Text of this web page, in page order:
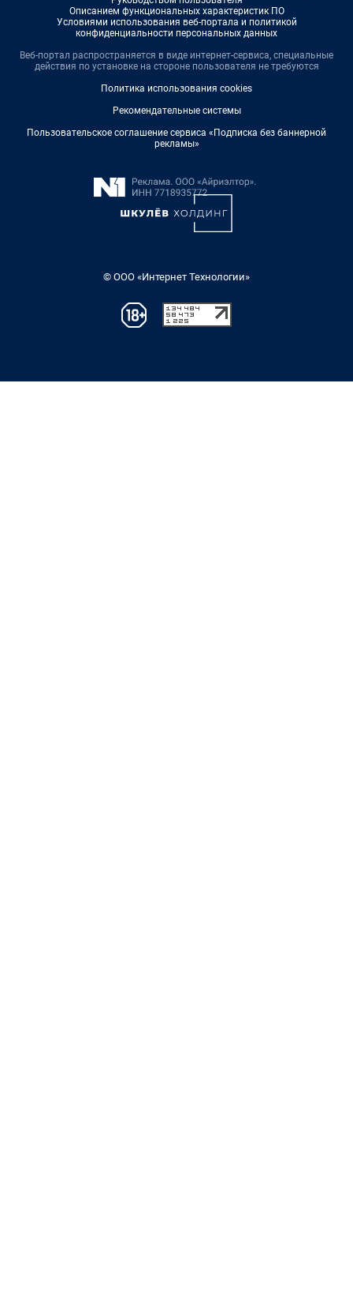
Описанием функциональных характеристик ПО
Условиями использования веб-портала и политикой
конфиденциальности персональных данных
Веб-портал распространяется в виде интернет-сервиса, специальные
действия по установке на стороне пользователя не требуются
Политика использования cookies
Рекомендательные системы
Пользовательское соглашение сервиса «Подписка без баннерной
рекламы»
© ООО «Интернет Технологии»